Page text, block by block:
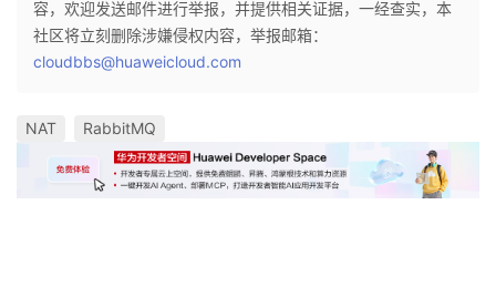
容，欢迎发送邮件进行举报，并提供相关证据，一经查实，本
社区将立刻删除涉嫌侵权内容，举报邮箱：
cloudbbs@huaweicloud.com
NAT RabbitMQ